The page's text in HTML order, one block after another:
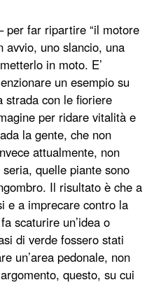
per far ripartire “il motore
avvio, uno slancio, una
in moto. E’
un esempio su
strada con le fioriere
per ridare vitalità e
la gente, che non
attualmente, non
quelle piante sono
Il risultato è che a
e a imprecare contro la
scaturire un’idea o
di verde fossero stati
un’area pedonale, non
questo, su cui